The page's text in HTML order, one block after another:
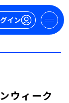
イン
ウィーク